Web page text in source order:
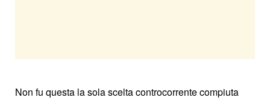
Non fu questa la sola scelta controcorrente compiuta